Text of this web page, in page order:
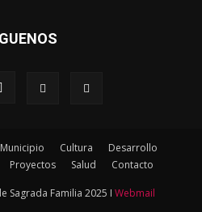
Municipio Cultura
Desarrollo
Proyectos Salud Contacto
Sagrada Familia 2025 I Webmail